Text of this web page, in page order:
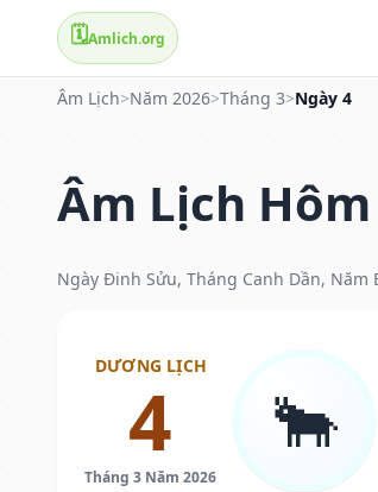
🗓️Amlich.org
Âm Lịch>Năm 2026>Tháng 3>Ngày 4
Âm Lịch
Ngày Đinh Sửu, Tháng Canh Dần, Năm
DƯƠNG LỊCH
4
Tháng 3 Năm 2026
🐂